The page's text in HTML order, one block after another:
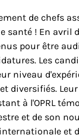
de chefs
santé ! En avril
pour être
Les
niveau
diversifiés.
à l'OPRL
et de son
et